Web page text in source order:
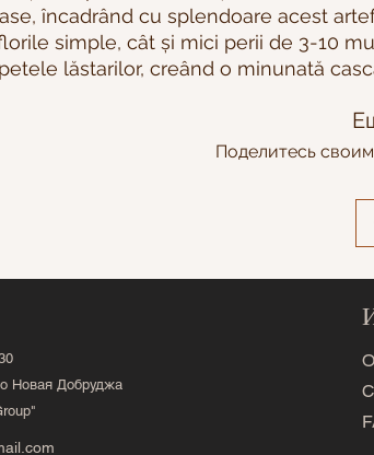
încadrând cu splendoare acest
simple, cât și mici perii de 3-10
lăstarilor, creând o minunată
Поделитесь
Новая Добруджа